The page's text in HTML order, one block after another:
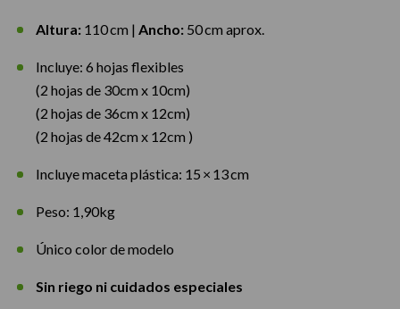
Altura: 110 cm | Ancho: 50 cm aprox.
Incluye: 6 hojas flexibles
(2 hojas de 30cm x 10cm)
(2 hojas de 36cm x 12cm)
(2 hojas de 42cm x 12cm )
Incluye maceta plástica: 15 × 13 cm
Peso: 1,90kg
Único color de modelo
Sin riego ni cuidados especiales